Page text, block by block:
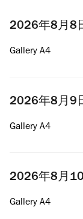
2026年8月8
Gallery A4
2026年8月9
Gallery A4
2026年8月
Gallery A4